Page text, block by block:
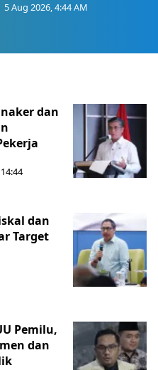
5 Aug 2026, 4:44 AM
dan
dan
Target
Pemilu,
dan